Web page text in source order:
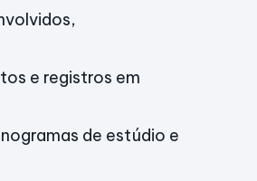
e registros em
de estúdio e